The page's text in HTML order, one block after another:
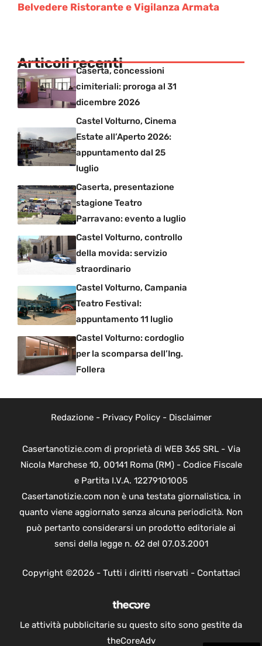
Belvedere Ristorante e Vigilanza Armata
Articoli recenti
Caserta, concessioni
cimiteriali: proroga al 31
dicembre 2026
Castel Volturno, Cinema
Estate all’Aperto 2026:
appuntamento dal 25
luglio
Caserta, presentazione
stagione Teatro
Parravano: evento a luglio
Castel Volturno, controllo
della movida: servizio
straordinario
Castel Volturno, Campania
Teatro Festival:
appuntamento 11 luglio
Castel Volturno: cordoglio
per la scomparsa dell’Ing.
Follera
Redazione- Privacy Policy- Disclaimer
Casertanotizie.com di proprietà di WEB 365 SRL - Via
Nicola Marchese 10, 00141 Roma (RM) - Codice Fiscale
e Partita I.V.A. 12279101005
Casertanotizie.com non è una testata giornalistica, in
quanto viene aggiornato senza alcuna periodicità. Non
può pertanto considerarsi un prodotto editoriale ai
sensi della legge n. 62 del 07.03.2001
Copyright ©2026 - Tutti i diritti riservati - Contattaci
Le attività pubblicitarie su questo sito sono gestite da
theCoreAdv